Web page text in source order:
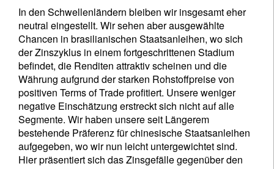
In den Schwellenländern bleiben wir insgesamt eher
neutral eingestellt. Wir sehen aber ausgewählte
Chancen in brasilianischen Staatsanleihen, wo sich
der Zinszyklus in einem fortgeschrittenen Stadium
befindet, die Renditen attraktiv scheinen und die
Währung aufgrund der starken Rohstoffpreise von
positiven Terms of Trade profitiert. Unsere weniger
negative Einschätzung erstreckt sich nicht auf alle
Segmente. Wir haben unsere seit Längerem
bestehende Präferenz für chinesische Staatsanleihen
aufgegeben, wo wir nun leicht untergewichtet sind.
Hier präsentiert sich das Zinsgefälle gegenüber den